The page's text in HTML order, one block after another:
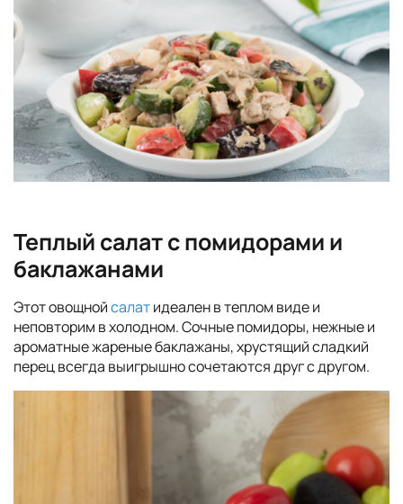
Теплый салат с помидорами и
баклажанами
Этот овощнойсалатидеален в теплом виде и
неповторим в холодном. Сочные помидоры, нежные и
ароматные жареные баклажаны, хрустящий сладкий
перец всегда выигрышно сочетаются друг с другом.